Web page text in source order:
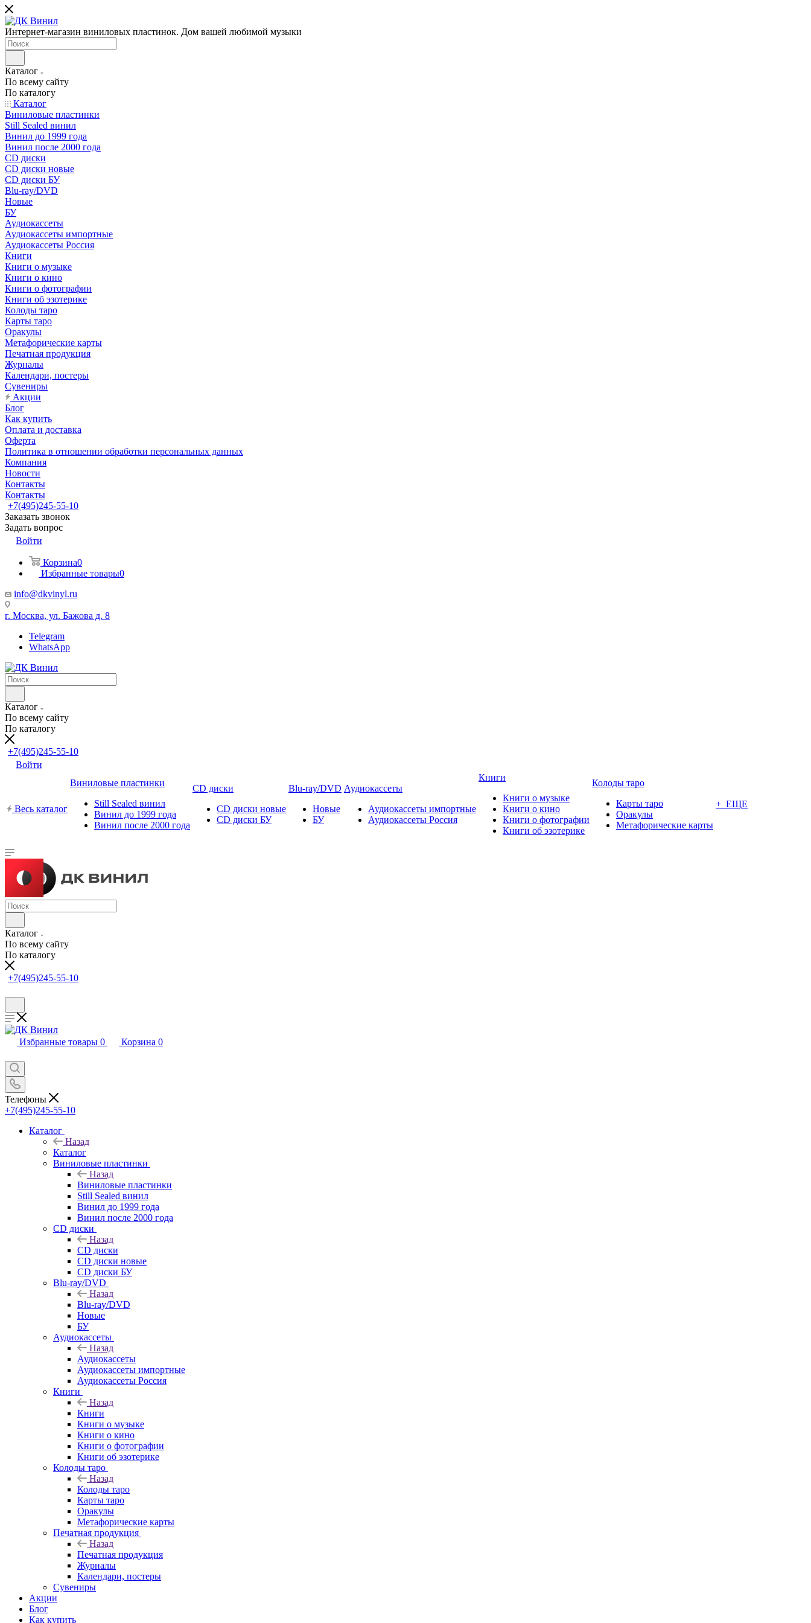
Интернет-магазин виниловых пластинок. Дом вашей любимой музыки
Каталог
По всему сайту
По каталогу
Каталог
Виниловые пластинки
Still Sealed винил
Винил до 1999 года
Винил после 2000 года
CD диски
CD диски новые
CD диски БУ
Blu-ray/DVD
Новые
БУ
Аудиокассеты
Аудиокассеты импортные
Аудиокассеты Россия
Книги
Книги о музыке
Книги о кино
Книги о фотографии
Книги об эзотерике
Колоды таро
Карты таро
Оракулы
Метафорические карты
Печатная продукция
Журналы
Календари, постеры
Сувениры
Акции
Блог
Как купить
Оплата и доставка
Оферта
Политика в отношении обработки персональных данных
Компания
Новости
Контакты
Контакты
+7(495)245-55-10
Заказать звонок
Задать вопрос
Войти
Корзина0
Избранные товары0
info@dkvinyl.ru
г. Москва, ул. Бажова д. 8
Telegram
WhatsApp
Каталог
По всему сайту
По каталогу
+7(495)245-55-10
Войти
Весь каталог
Виниловые пластинки
Still Sealed винил
Винил до 1999 года
Винил после 2000 года
CD диски
CD диски новые
CD диски БУ
Blu-ray/DVD
Новые
БУ
Аудиокассеты
Аудиокассеты импортные
Аудиокассеты Россия
Книги
Книги о музыке
Книги о кино
Книги о фотографии
Книги об эзотерике
Колоды таро
Карты таро
Оракулы
Метафорические карты
+ ЕЩЕ
Каталог
По всему сайту
По каталогу
+7(495)245-55-10
Избранные товары 0 Корзина 0
Телефоны
+7(495)245-55-10
Каталог
Назад
Каталог
Виниловые пластинки
Назад
Виниловые пластинки
Still Sealed винил
Винил до 1999 года
Винил после 2000 года
CD диски
Назад
CD диски
CD диски новые
CD диски БУ
Blu-ray/DVD
Назад
Blu-ray/DVD
Новые
БУ
Аудиокассеты
Назад
Аудиокассеты
Аудиокассеты импортные
Аудиокассеты Россия
Книги
Назад
Книги
Книги о музыке
Книги о кино
Книги о фотографии
Книги об эзотерике
Колоды таро
Назад
Колоды таро
Карты таро
Оракулы
Метафорические карты
Печатная продукция
Назад
Печатная продукция
Журналы
Календари, постеры
Сувениры
Акции
Блог
Как купить